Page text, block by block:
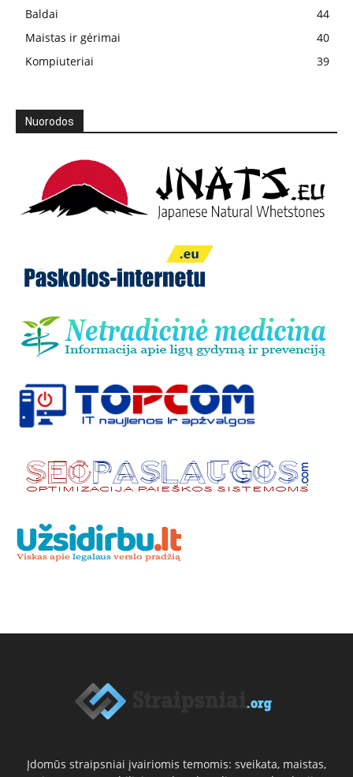
Baldai
44
Maistas ir gėrimai
40
Kompiuteriai
39
Nuorodos
Įdomūs straipsniai įvairiomis temomis: sveikata, maistas,